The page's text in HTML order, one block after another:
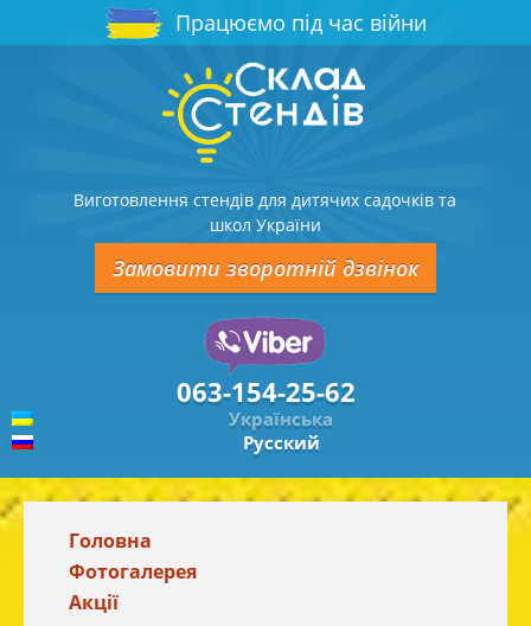
Працюємо під час війни
Виготовлення стендів для дитячих садочків та
школ України
Замовити зворотній дзвінок
063-154-25-62
Українська
Русский
Головна
Фотогалерея
Акції